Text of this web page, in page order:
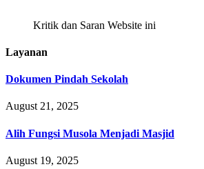
Kritik dan Saran Website ini
Layanan
Dokumen Pindah Sekolah
August 21, 2025
Alih Fungsi Musola Menjadi Masjid
August 19, 2025